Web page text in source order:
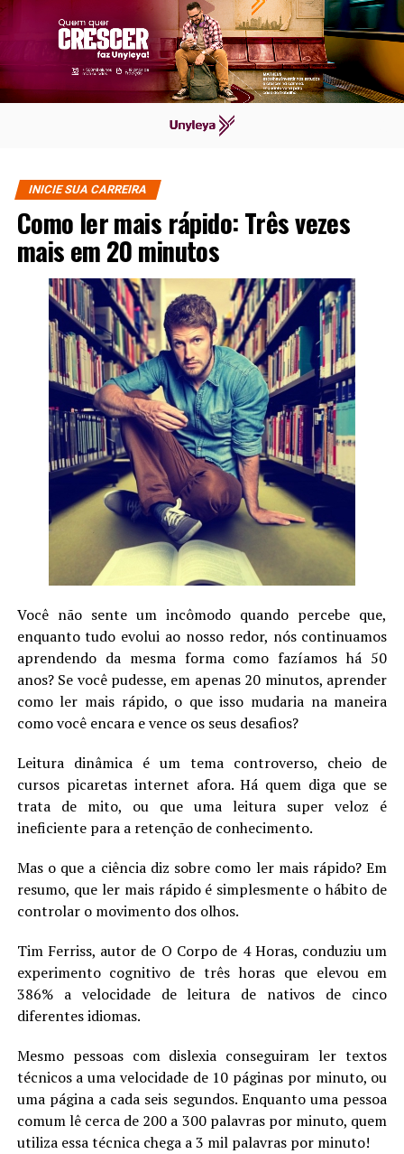
INICIE SUA CARREIRA
Como ler mais rápido: Três vezes
mais em 20 minutos
Você não sente um incômodo quando percebe que,
enquanto tudo evolui ao nosso redor, nós continuamos
aprendendo da mesma forma como fazíamos há 50
anos? Se você pudesse, em apenas 20 minutos, aprender
como ler mais rápido, o que isso mudaria na maneira
como você encara e vence os seus desafios?
Leitura dinâmica é um tema controverso, cheio de
cursos picaretas internet afora. Há quem diga que se
trata de mito, ou que uma leitura super veloz é
ineficiente para a retenção de conhecimento.
Mas o que a ciência diz sobre como ler mais rápido? Em
resumo, que ler mais rápido é simplesmente o hábito de
controlar o movimento dos olhos.
Tim Ferriss, autor de O Corpo de 4 Horas, conduziu um
experimento cognitivo de três horas que elevou em
386% a velocidade de leitura de nativos de cinco
diferentes idiomas.
Mesmo pessoas com dislexia conseguiram ler textos
técnicos a uma velocidade de 10 páginas por minuto, ou
uma página a cada seis segundos. Enquanto uma pessoa
comum lê cerca de 200 a 300 palavras por minuto, quem
utiliza essa técnica chega a 3 mil palavras por minuto!